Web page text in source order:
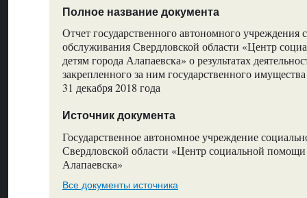
Полное название документа
Отчет государственного автономного учреждения
обслуживания Свердловской области «Центр
детям города Алапаевска» о результатах
закрепленного за ним государственного
31 декабря 2018 года
Источник документа
Государственное автономное учреждение
Свердловской области «Центр социальной помощи
Алапаевска»
Все документы источника